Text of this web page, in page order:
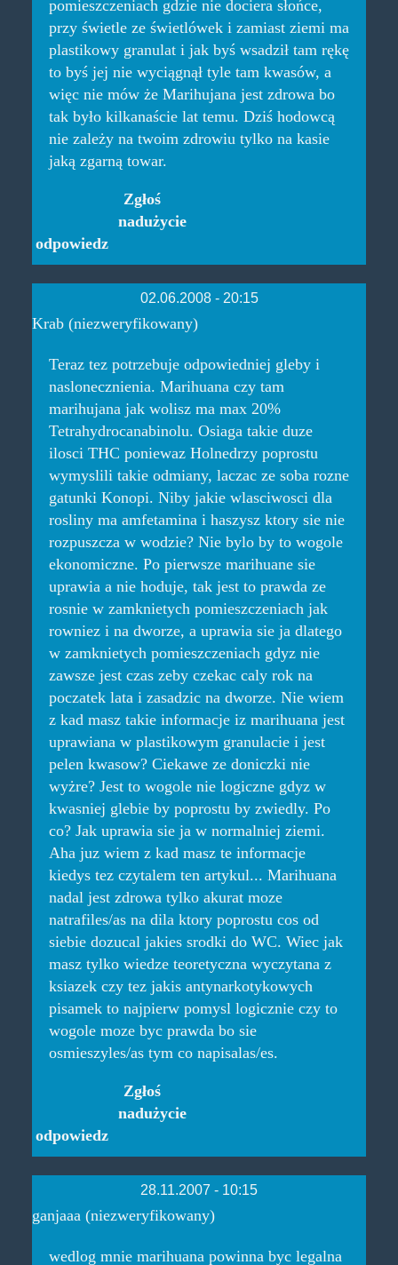
pomieszczeniach gdzie nie dociera słońce,
przy świetle ze świetlówek i zamiast ziemi ma
plastikowy granulat i jak byś wsadził tam rękę
to byś jej nie wyciągnął tyle tam kwasów, a
więc nie mów że Marihujana jest zdrowa bo
tak było kilkanaście lat temu. Dziś hodowcą
nie zależy na twoim zdrowiu tylko na kasie
jaką zgarną towar.
odpowiedz
Zgłoś
nadużycie
02.06.2008 - 20:15
Krab (niezweryfikowany)
Teraz tez potrzebuje odpowiedniej gleby i
naslonecznienia. Marihuana czy tam
marihujana jak wolisz ma max 20%
Tetrahydrocanabinolu. Osiaga takie duze
ilosci THC poniewaz Holnedrzy poprostu
wymyslili takie odmiany, laczac ze soba rozne
gatunki Konopi. Niby jakie wlasciwosci dla
rosliny ma amfetamina i haszysz ktory sie nie
rozpuszcza w wodzie? Nie bylo by to wogole
ekonomiczne. Po pierwsze marihuane sie
uprawia a nie hoduje, tak jest to prawda ze
rosnie w zamknietych pomieszczeniach jak
rowniez i na dworze, a uprawia sie ja dlatego
w zamknietych pomieszczeniach gdyz nie
zawsze jest czas zeby czekac caly rok na
poczatek lata i zasadzic na dworze. Nie wiem
z kad masz takie informacje iz marihuana jest
uprawiana w plastikowym granulacie i jest
pelen kwasow? Ciekawe ze doniczki nie
wyżre? Jest to wogole nie logiczne gdyz w
kwasniej glebie by poprostu by zwiedly. Po
co? Jak uprawia sie ja w normalniej ziemi.
Aha juz wiem z kad masz te informacje
kiedys tez czytalem ten artykul... Marihuana
nadal jest zdrowa tylko akurat moze
natrafiles/as na dila ktory poprostu cos od
siebie dozucal jakies srodki do WC. Wiec jak
masz tylko wiedze teoretyczna wyczytana z
ksiazek czy tez jakis antynarkotykowych
pisamek to najpierw pomysl logicznie czy to
wogole moze byc prawda bo sie
osmieszyles/as tym co napisalas/es.
odpowiedz
Zgłoś
nadużycie
28.11.2007 - 10:15
ganjaaa (niezweryfikowany)
wedlog mnie marihuana powinna byc legalna